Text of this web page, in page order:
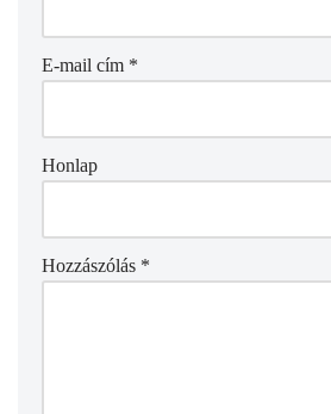
E-mail cím *
Honlap
Hozzászólás *